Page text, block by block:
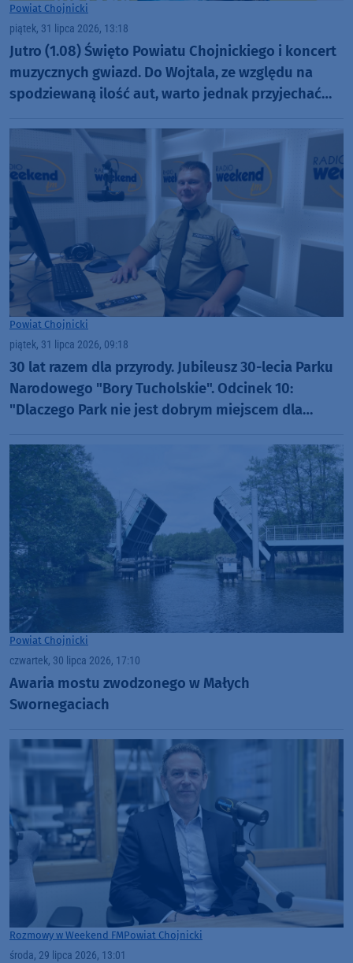
Powiat Chojnicki
piątek, 31 lipca 2026, 13:18
Jutro (1.08) Święto Powiatu Chojnickiego i koncert
muzycznych gwiazd. Do Wojtala, ze względu na
spodziewaną ilość aut, warto jednak przyjechać
Powiat Chojnicki
piątek, 31 lipca 2026, 09:18
30 lat razem dla przyrody. Jubileusz 30-lecia Parku
Narodowego "Bory Tucholskie". Odcinek 10:
"Dlaczego Park nie jest dobrym miejscem dla
(WIDEO)
Powiat Chojnicki
czwartek, 30 lipca 2026, 17:10
Awaria mostu zwodzonego w Małych
Swornegaciach
Rozmowy w Weekend FMPowiat Chojnicki
środa, 29 lipca 2026, 13:01